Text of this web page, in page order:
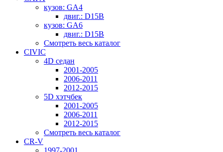
кузов: GA4
двиг.: D15B
кузов: GA6
двиг.: D15B
Смотреть весь каталог
CIVIC
4D седан
2001-2005
2006-2011
2012-2015
5D хэтчбек
2001-2005
2006-2011
2012-2015
Смотреть весь каталог
CR-V
1997-2001